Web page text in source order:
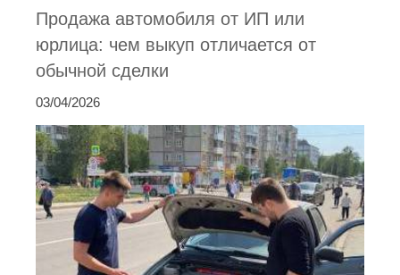
Продажа автомобиля от ИП или
юрлица: чем выкуп отличается от
обычной сделки
03/04/2026